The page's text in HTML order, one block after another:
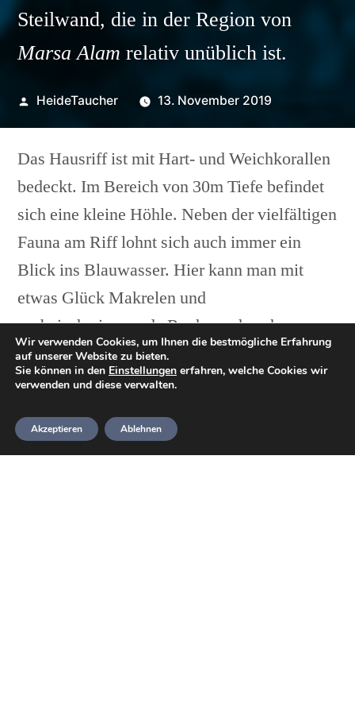
Steilwand, die in der Region von
Marsa Alam relativ unüblich ist.
Veröffentlicht
HeideTaucher 13. November 2019
Das Hausriff ist mit Hart- und Weichkorallen
bedeckt. Im Bereich von 30m Tiefe befindet
sich eine kleine Höhle. Neben der vielfältigen
Fauna am Riff lohnt sich auch immer ein
Blick ins Blauwasser. Hier kann man mit
etwas Glück Makrelen und
vorbeischwimmende Rochen erhaschen.
Angeblich lassen sich auch mal Walhaie
blicken.
Wir verwenden Cookies, um Ihnen die bestmögliche Erfahrung
auf unserer Website zu bieten.
Sie können in den Einstellungen erfahren, welche Cookies wir
verwenden und diese verwalten.
Akzeptieren Ablehnen